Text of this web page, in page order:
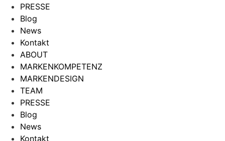
PRESSE
Blog
News
Kontakt
ABOUT
MARKENKOMPETENZ
MARKENDESIGN
TEAM
PRESSE
Blog
News
Kontakt